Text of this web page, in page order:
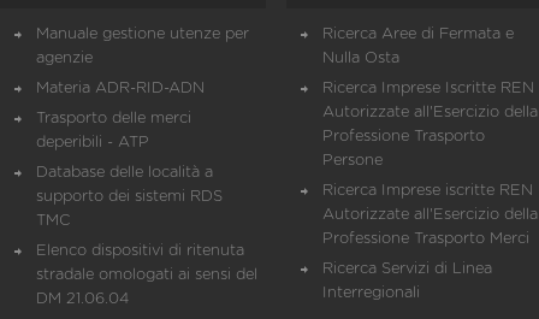
Manuale gestione utenze per
agenzie
Materia ADR-RID-ADN
Trasporto delle merci
deperibili - ATP
Database delle località a
supporto dei sistemi RDS
TMC
Elenco dispositivi di ritenuta
stradale omologati ai sensi del
DM 21.06.04
Ricerca Aree di Fermata e
Nulla Osta
Ricerca Imprese Iscritte REN
Autorizzate all'Esercizio della
Professione Trasporto
Persone
Ricerca Imprese iscritte REN
Autorizzate all'Esercizio della
Professione Trasporto Merci
Ricerca Servizi di Linea
Interregionali